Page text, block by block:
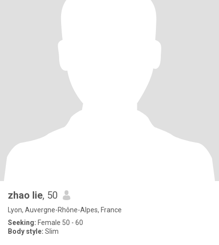
zhao lie, 50
Lyon, Auvergne-Rhône-Alpes, France
Seeking: Female 50 - 60
Body style: Slim